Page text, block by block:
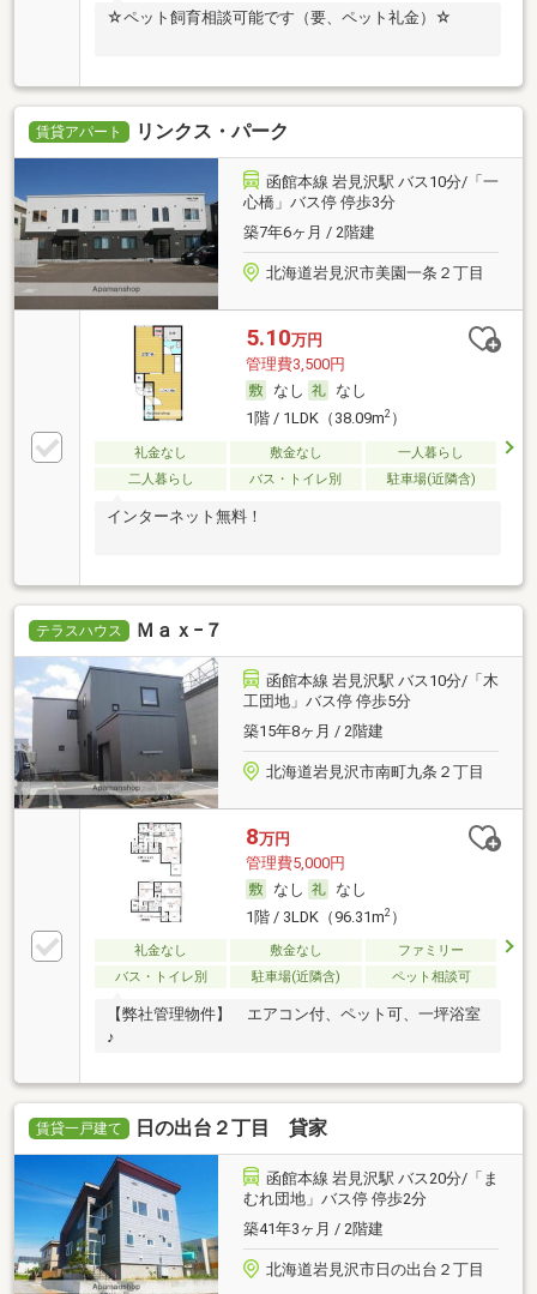
☆ペット飼育相談可能です（要、ペット礼金）☆
賃貸アパート リンクス・パーク
函館本線 岩見沢駅 バス10分/「一
心橋」バス停 停歩3分
築7年6ヶ月 / 2階建
北海道岩見沢市美園一条２丁目
5.10万円
管理費3,500円
なし
なし
1階 / 1LDK（38.09m2）
礼金なし 敷金なし
一人暮らし
二人暮らし
バス・トイレ別 駐車場(近隣含)
インターネット無料！
テラスハウス Ｍａｘ−７
函館本線 岩見沢駅 バス10分/「木
工団地」バス停 停歩5分
築15年8ヶ月 / 2階建
北海道岩見沢市南町九条２丁目
8万円
管理費5,000円
なし
なし
1階 / 3LDK（96.31m2）
礼金なし 敷金なし
ファミリー
バス・トイレ別
駐車場(近隣含) ペット相談可
【弊社管理物件】 エアコン付、ペット可、一坪浴室
♪
賃貸一戸建て 日の出台２丁目 貸家
函館本線 岩見沢駅 バス20分/「ま
むれ団地」バス停 停歩2分
築41年3ヶ月 / 2階建
北海道岩見沢市日の出台２丁目